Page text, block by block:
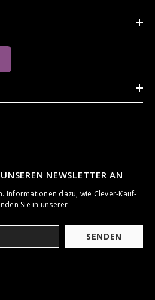
NEWSLETTER AN
Informationen dazu, wie Clever-Kauf-
Sie in unserer
SENDEN